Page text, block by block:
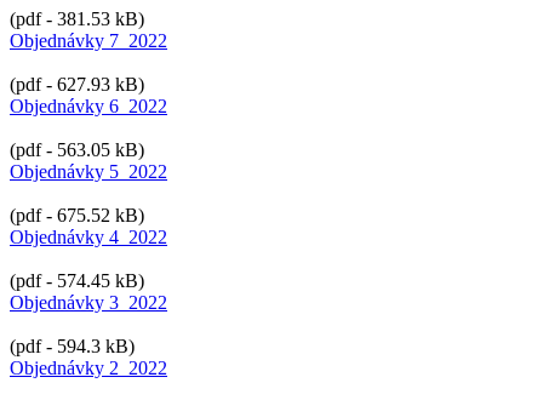
(pdf - 381.53 kB)
Objednávky 7_2022
(pdf - 627.93 kB)
Objednávky 6_2022
(pdf - 563.05 kB)
Objednávky 5_2022
(pdf - 675.52 kB)
Objednávky 4_2022
(pdf - 574.45 kB)
Objednávky 3_2022
(pdf - 594.3 kB)
Objednávky 2_2022